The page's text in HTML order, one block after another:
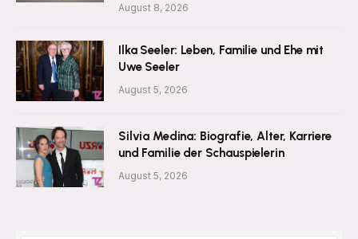
August 8, 2026
Ilka Seeler: Leben, Familie und Ehe mit
Uwe Seeler
August 5, 2026
Silvia Medina: Biografie, Alter, Karriere
und Familie der Schauspielerin
August 5, 2026